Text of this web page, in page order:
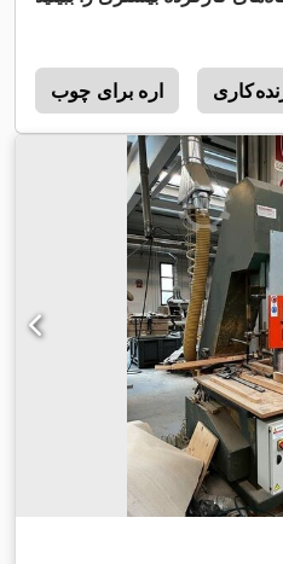
اره برای چوب